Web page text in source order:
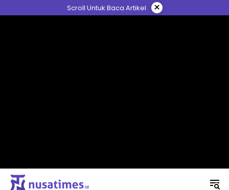
ke
Scroll Untuk Baca Artikel ×